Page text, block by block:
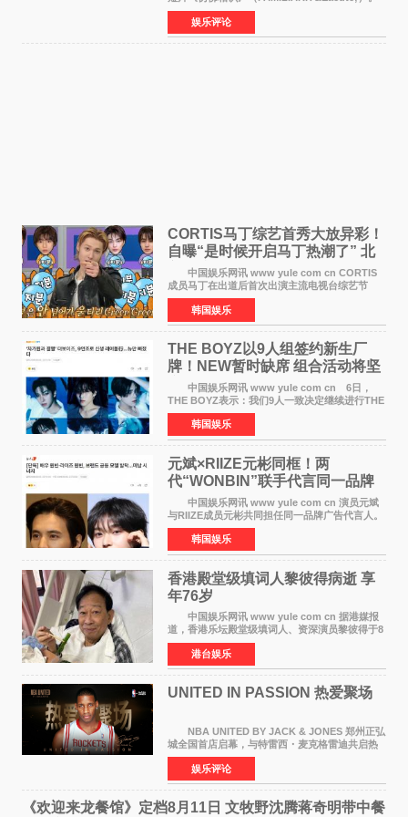
视频短片由戛纳国际电影节最佳女演员伊莎贝尔·
于佩尔（Isabelle Huppert）主演，全程使用大
疆首款双主摄口
娱乐评论
CORTIS马丁综艺首秀大放异彩！
自曝“是时候开启马丁热潮了” 北
美巡演火热进行中
中国娱乐网讯 www yule com cn CORTIS
成员马丁在出道后首次出演主流电视台综艺节
目，展现了多才多艺的魅力。 马丁出演了5日
播出的MBC《Radio Star》Fashion与Passion
之间，I&lsquo;m
韩国娱乐
THE BOYZ以9人组签约新生厂
牌！NEW暂时缺席 组合活动将坚
定不移继续
中国娱乐网讯 www yule com cn 6日，
THE BOYZ表示：我们9人一致决定继续进行THE
BOYZ组合活动，并且已经完成了组合团体活动
签约。目前正在新生厂牌下进行活动准备。尚未
离开THE BOYZ原所
韩国娱乐
元斌×RIIZE元彬同框！两
代“WONBIN”联手代言同一品牌
颜值天花板合体
中国娱乐网讯 www yule com cn 演员元斌
与RIIZE成员元彬共同担任同一品牌广告代言人。
6日据独家报道，继演员元斌之后，RIIZE元彬最
近也被选为某在线中介平台A公司的共同广告代言
人，两人将作
韩国娱乐
香港殿堂级填词人黎彼得病逝 享
年76岁​
中国娱乐网讯 www yule com cn 据港媒报
道，香港乐坛殿堂级填词人、资深演员黎彼得于8
月5日上午因病离世，终年76岁。好友钟志光透
露，黎彼得今年3月中风后便卧床休养，身体机能
持续衰退，最
港台娱乐
UNITED IN PASSION 热爱聚场
NBA UNITED BY JACK & JONES 郑州正弘
城全国首店启幕，与特雷西・麦克格雷迪共启热
爱 2026 年7 月21 日，
NBAUNITEDBYJACK&JONES 全国首店，于郑
州正弘城正式启幕。NBA 传奇球星
娱乐评论
《欢迎来龙餐馆》定档8月11日 文牧野沈腾蒋奇明带中餐